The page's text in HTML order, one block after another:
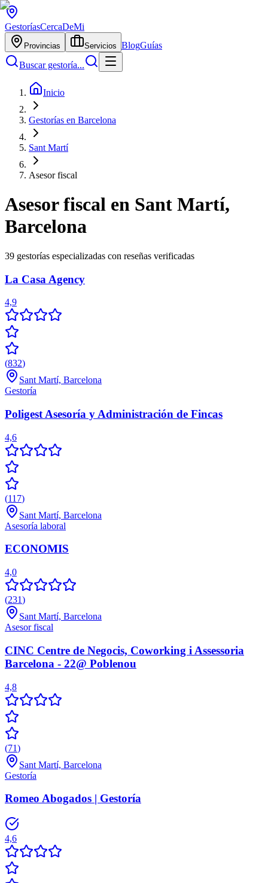
GestoríasCercaDeMi
Provincias Servicios BlogGuías
Buscar gestoría...
Inicio
Gestorías en Barcelona
Sant Martí
Asesor fiscal
Asesor fiscal en Sant Martí,
Barcelona
39 gestorías especializadas con reseñas verificadas
La Casa Agency
4,9
(832)
Sant Martí, Barcelona
Gestoría
Poligest Asesoría y Administración de Fincas
4,6
(117)
Sant Martí, Barcelona
Asesoría laboral
ECONOMIS
4,0
(231)
Sant Martí, Barcelona
Asesor fiscal
CINC Centre de Negocis, Coworking i Assessoria
Barcelona - 22@ Poblenou
4,8
(71)
Sant Martí, Barcelona
Gestoría
Romeo Abogados | Gestoría
4,6